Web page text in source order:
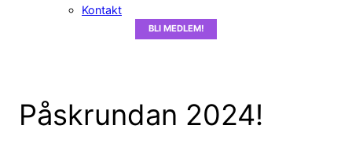
Kontakt
BLI MEDLEM!
Påskrundan 2024!